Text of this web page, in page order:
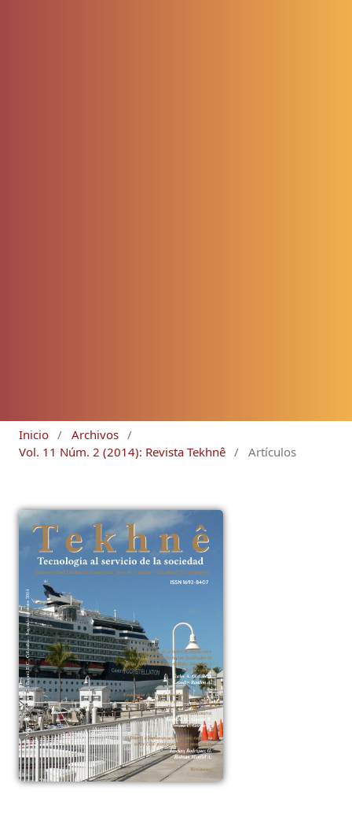
Inicio / Archivos /
Vol. 11 Núm. 2 (2014): Revista Tekhnê / Artículos